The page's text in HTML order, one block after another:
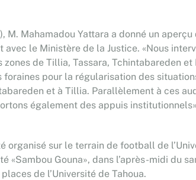
Mahamadou Yattara a donné un
le Ministère de la Justice. «Nous
de Tillia, Tassara, Tchintabareden
pour la régularisation des
et à Tillia. Parallèlement à ces
également des appuis
organisé sur le terrain de football de
Gouna», dans l’après-midi du
de l’Université de Tahoua.